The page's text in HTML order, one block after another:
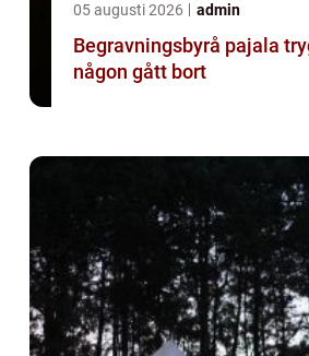
05 augusti 2026 admin
Begravningsbyrå pajala trygg hjälp när
någon gått bort